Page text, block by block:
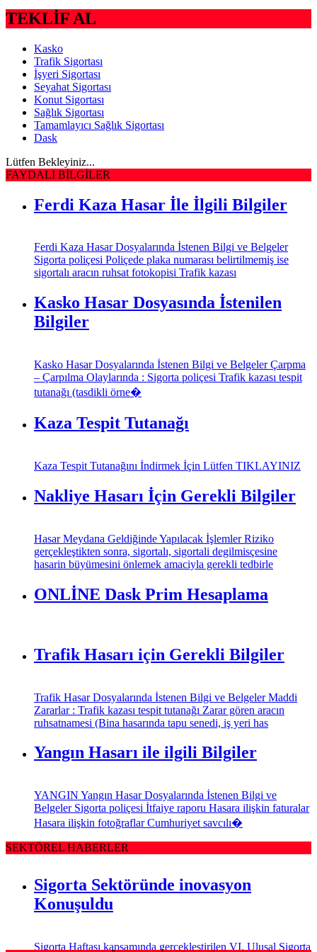
TEKLİF AL
Kasko
Trafik Sigortası
İşyeri Sigortası
Seyahat Sigortası
Konut Sigortası
Sağlık Sigortası
Tamamlayıcı Sağlık Sigortası
Dask
Lütfen Bekleyiniz...
FAYDALI BİLGİLER
Ferdi Kaza Hasar İle İlgili Bilgiler
Ferdi Kaza Hasar Dosyalarında İstenen Bilgi ve Belgeler
Sigorta poliçesi Poliçede plaka numarası belirtilmemiş ise
sigortalı aracın ruhsat fotokopisi Trafik kazası
Kasko Hasar Dosyasında İstenilen
Bilgiler
Kasko Hasar Dosyalarında İstenen Bilgi ve Belgeler Çarpma
– Çarpılma Olaylarında : Sigorta poliçesi Trafik kazası tespit
tutanağı (tasdikli örne�
Kaza Tespit Tutanağı
Kaza Tespit Tutanağını İndirmek İçin Lütfen TIKLAYINIZ
Nakliye Hasarı İçin Gerekli Bilgiler
Hasar Meydana Geldiğinde Yapılacak İşlemler Riziko
gerçekleştikten sonra, sigortalı, sigortali degilmisçesine
hasarin büyümesini önlemek amaciyla gerekli tedbirle
ONLİNE Dask Prim Hesaplama
Trafik Hasarı için Gerekli Bilgiler
Trafik Hasar Dosyalarında İstenen Bilgi ve Belgeler Maddi
Zararlar : Trafik kazası tespit tutanağı Zarar gören aracın
ruhsatnamesi (Bina hasarında tapu senedi, iş yeri has
Yangın Hasarı ile ilgili Bilgiler
YANGIN Yangın Hasar Dosyalarında İstenen Bilgi ve
Belgeler Sigorta poliçesi İtfaiye raporu Hasara ilişkin faturalar
Hasara ilişkin fotoğraflar Cumhuriyet savcılı�
SEKTÖREL HABERLER
Sigorta Sektöründe inovasyon
Konuşuldu
Sigorta Haftası kapsamında gerçekleştirilen VI. Ulusal Sigorta